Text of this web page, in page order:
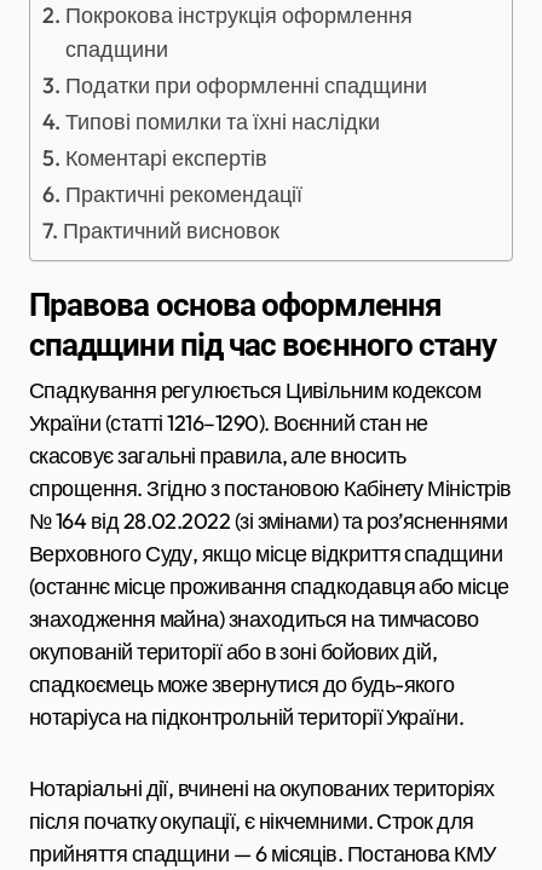
Покрокова інструкція оформлення
спадщини
Податки при оформленні спадщини
Типові помилки та їхні наслідки
Коментарі експертів
Практичні рекомендації
Практичний висновок
Правова основа оформлення
спадщини під час воєнного стану
Спадкування регулюється Цивільним кодексом
України (статті 1216–1290). Воєнний стан не
скасовує загальні правила, але вносить
спрощення. Згідно з постановою Кабінету Міністрів
№ 164 від 28.02.2022 (зі змінами) та роз’ясненнями
Верховного Суду, якщо місце відкриття спадщини
(останнє місце проживання спадкодавця або місце
знаходження майна) знаходиться на тимчасово
окупованій території або в зоні бойових дій,
спадкоємець може звернутися до будь-якого
нотаріуса на підконтрольній території України.
Нотаріальні дії, вчинені на окупованих територіях
після початку окупації, є нікчемними. Строк для
прийняття спадщини — 6 місяців. Постанова КМУ